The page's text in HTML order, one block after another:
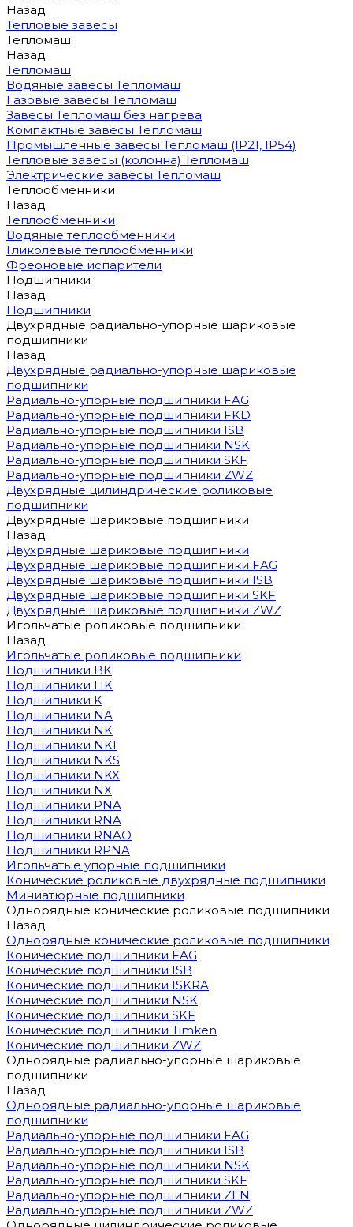
Назад
Тепловые завесы
Тепломаш
Назад
Тепломаш
Водяные завесы Тепломаш
Газовые завесы Тепломаш
Завесы Тепломаш без нагрева
Компактные завесы Тепломаш
Промышленные завесы Тепломаш (IP21, IP54)
Тепловые завесы (колонна) Тепломаш
Электрические завесы Тепломаш
Теплообменники
Назад
Теплообменники
Водяные теплообменники
Гликолевые теплообменники
Фреоновые испарители
Подшипники
Назад
Подшипники
Двухрядные радиально-упорные шариковые
подшипники
Назад
Двухрядные радиально-упорные шариковые
подшипники
Радиально-упорные подшипники FAG
Радиально-упорные подшипники FKD
Радиально-упорные подшипники ISB
Радиально-упорные подшипники NSK
Радиально-упорные подшипники SKF
Радиально-упорные подшипники ZWZ
Двухрядные цилиндрические роликовые
подшипники
Двухрядные шариковые подшипники
Назад
Двухрядные шариковые подшипники
Двухрядные шариковые подшипники FAG
Двухрядные шариковые подшипники ISB
Двухрядные шариковые подшипники SKF
Двухрядные шариковые подшипники ZWZ
Игольчатые роликовые подшипники
Назад
Игольчатые роликовые подшипники
Подшипники BK
Подшипники HK
Подшипники K
Подшипники NA
Подшипники NK
Подшипники NKI
Подшипники NKS
Подшипники NKX
Подшипники NX
Подшипники PNA
Подшипники RNA
Подшипники RNAO
Подшипники RPNA
Игольчатые упорные подшипники
Конические роликовые двухрядные подшипники
Миниатюрные подшипники
Однорядные конические роликовые подшипники
Назад
Однорядные конические роликовые подшипники
Конические подшипники FAG
Конические подшипники ISB
Конические подшипники ISKRA
Конические подшипники NSK
Конические подшипники SKF
Конические подшипники Timken
Конические подшипники ZWZ
Однорядные радиально-упорные шариковые
подшипники
Назад
Однорядные радиально-упорные шариковые
подшипники
Радиально-упорные подшипники FAG
Радиально-упорные подшипники ISB
Радиально-упорные подшипники NSK
Радиально-упорные подшипники SKF
Радиально-упорные подшипники ZEN
Радиально-упорные подшипники ZWZ